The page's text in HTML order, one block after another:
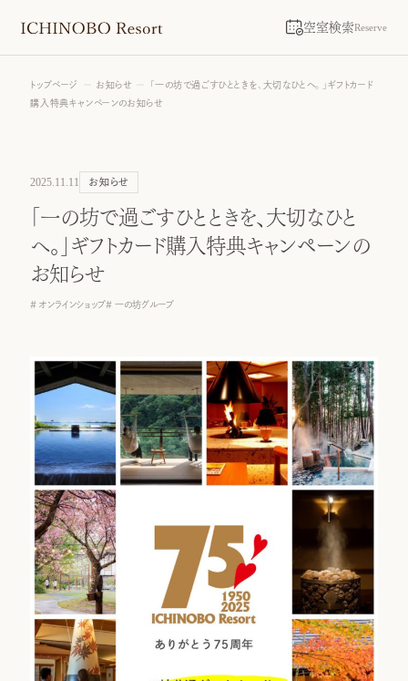
空室検索Reserve
トップページ お知らせ
「一の坊で過ごすひとときを、大切なひとへ。」ギフトカード
購入特典キャンペーンのお知らせ
2025.11.11 お知らせ
「一の坊で過ごすひとときを、大切なひと
へ。」ギフトカード購入特典キャンペーンの
お知らせ
オンラインショップ 一の坊グループ